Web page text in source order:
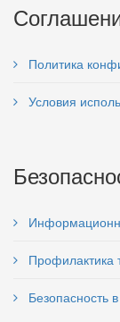
Политика
Условия
Профилактика
Безопасность